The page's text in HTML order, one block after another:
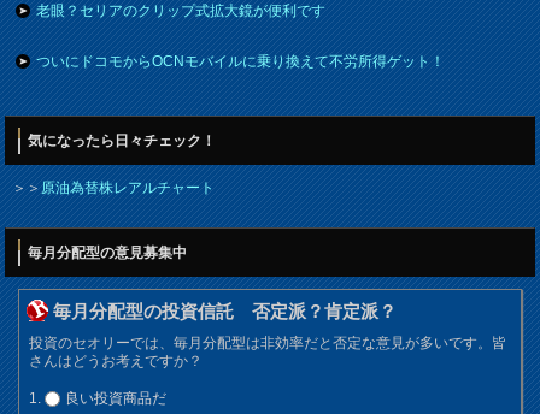
老眼？セリアのクリップ式拡大鏡が便利です
ついにドコモからOCNモバイルに乗り換えて不労所得ゲット！
気になったら日々チェック！
＞＞原油為替株レアルチャート
毎月分配型の意見募集中
毎月分配型の投資信託 否定派？肯定派？
投資のセオリーでは、毎月分配型は非効率だと否定な意見が多いです。皆
さんはどうお考えですか？
良い投資商品だ